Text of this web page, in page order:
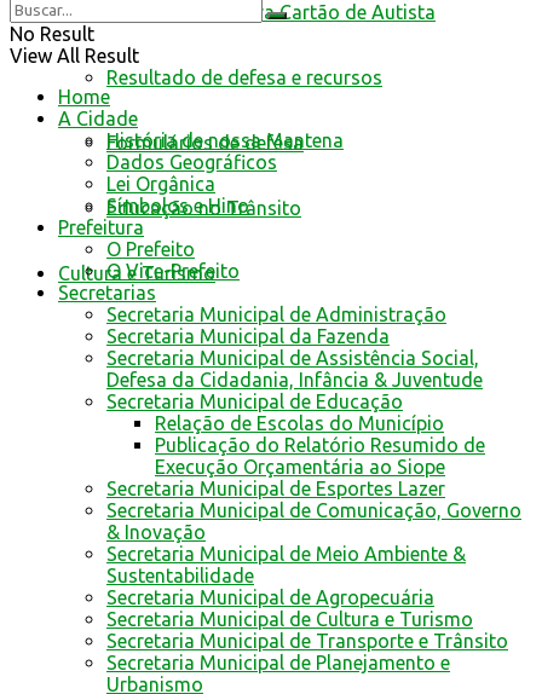
Requerimento para Cartão de Autista
Resultado de defesa e recursos
Formulários de defesa
Educação no Trânsito
Cultura e Turismo
No Result
View All Result
Home
A Cidade
História de nossa Mantena
Dados Geográficos
Lei Orgânica
Símbolos e Hino
Prefeitura
O Prefeito
O Vice-Prefeito
Secretarias
Secretaria Municipal de Administração
Secretaria Municipal da Fazenda
Secretaria Municipal de Assistência Social,
Defesa da Cidadania, Infância & Juventude
Secretaria Municipal de Educação
Relação de Escolas do Município
Publicação do Relatório Resumido de
Execução Orçamentária ao Siope
Secretaria Municipal de Esportes Lazer
Secretaria Municipal de Comunicação, Governo
& Inovação
Secretaria Municipal de Meio Ambiente &
Sustentabilidade
Secretaria Municipal de Agropecuária
Secretaria Municipal de Cultura e Turismo
Secretaria Municipal de Transporte e Trânsito
Secretaria Municipal de Planejamento e
Urbanismo